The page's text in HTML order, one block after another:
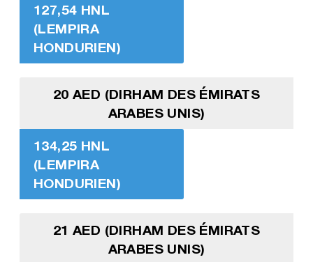
127,54 HNL
(LEMPIRA
HONDURIEN)
20 AED (DIRHAM DES ÉMIRATS
ARABES UNIS)
134,25 HNL
(LEMPIRA
HONDURIEN)
21 AED (DIRHAM DES ÉMIRATS
ARABES UNIS)